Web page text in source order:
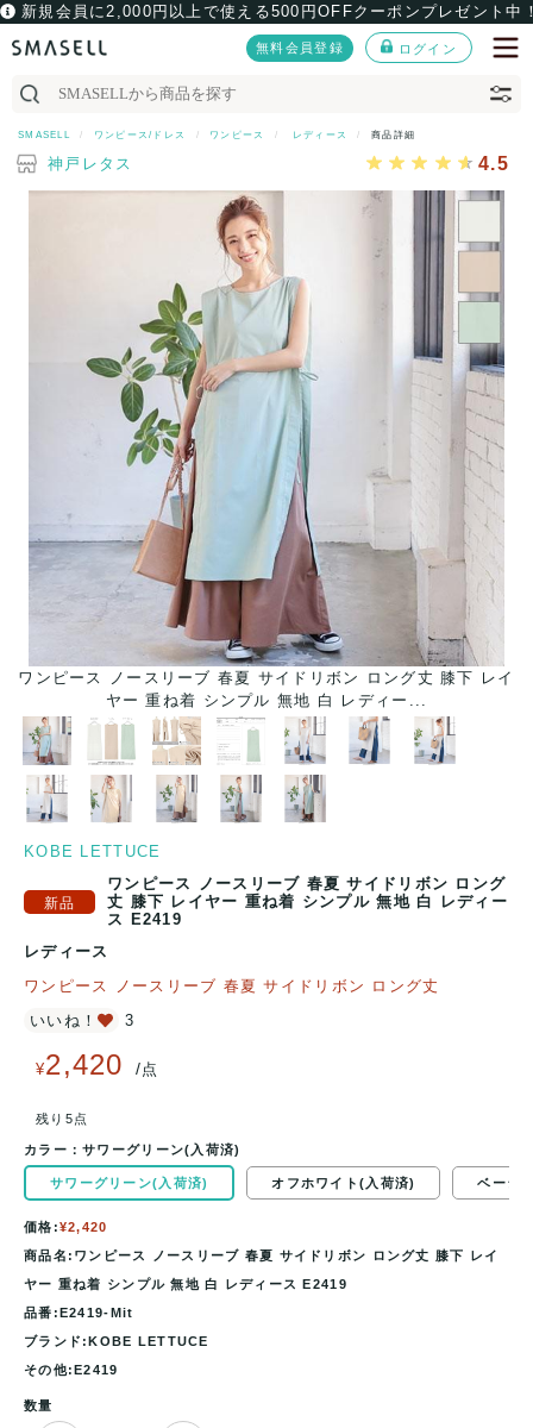
新規会員に2,000円以上で使える500円OFFクーポンプレゼント中
無料会員登録 ログイン
SMASELL ワンピース/ドレス ワンピース レディース 商品詳細
神戸レタス 4.5
ワンピース ノースリーブ 春夏 サイドリボン ロング丈 膝下 レイ
ヤー 重ね着 シンプル 無地 白 レディー...
KOBE LETTUCE
ワンピース ノースリーブ 春夏 サイドリボン ロング
丈 膝下 レイヤー 重ね着 シンプル 無地 白 レディー
ス E2419
レディース
ワンピース ノースリーブ 春夏 サイドリボン ロング丈
いいね！
3
¥2,420 /点
残り5点
カラー：サワーグリーン(入荷済)
サワーグリーン(入荷済) オフホワイト(入荷済) ベージ
価格:¥2,420
商品名:ワンピース ノースリーブ 春夏 サイドリボン ロング丈 膝下 レイ
ヤー 重ね着 シンプル 無地 白 レディース E2419
品番:E2419-Mit
ブランド:KOBE LETTUCE
その他:E2419
数量